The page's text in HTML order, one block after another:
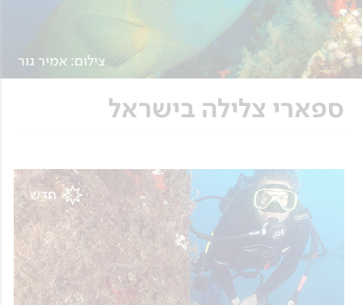
צילום: אמיר גור
ספארי צלילה בישראל
חדש